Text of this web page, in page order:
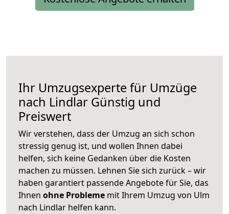
Ihr Umzugsexperte für Umzüge
nach Lindlar Günstig und
Preiswert
Wir verstehen, dass der Umzug an sich schon
stressig genug ist, und wollen Ihnen dabei
helfen, sich keine Gedanken über die Kosten
machen zu müssen. Lehnen Sie sich zurück – wir
haben garantiert passende Angebote für Sie, das
Ihnen ohne Probleme mit Ihrem Umzug von Ulm
nach Lindlar helfen kann.